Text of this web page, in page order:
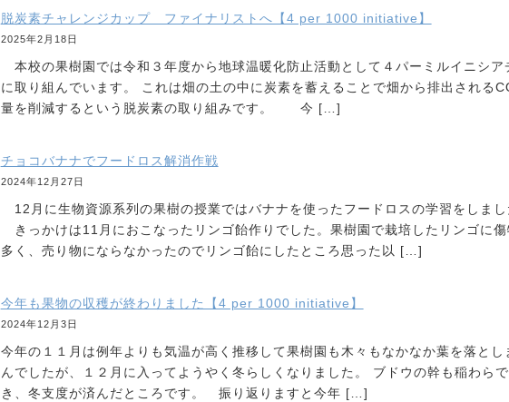
脱炭素チャレンジカップ ファイナリストへ【4 per 1000 initiative】
2025年2月18日
本校の果樹園では令和３年度から地球温暖化防止活動として４パーミルイニシア
に取り組んでいます。 これは畑の土の中に炭素を蓄えることで畑から排出される
量を削減するという脱炭素の取り組みです。 今 […]
チョコバナナでフードロス解消作戦
2024年12月27日
12月に生物資源系列の果樹の授業ではバナナを使ったフードロスの学習をしまし
きっかけは11月におこなったリンゴ飴作りでした。果樹園で栽培したリンゴに傷
多く、売り物にならなかったのでリンゴ飴にしたところ思った以 […]
今年も果物の収穫が終わりました【4 per 1000 initiative】
2024年12月3日
今年の１１月は例年よりも気温が高く推移して果樹園も木々もなかなか葉を落とし
んでしたが、１２月に入ってようやく冬らしくなりました。 ブドウの幹も稲わら
き、冬支度が済んだところです。 振り返りますと今年 […]